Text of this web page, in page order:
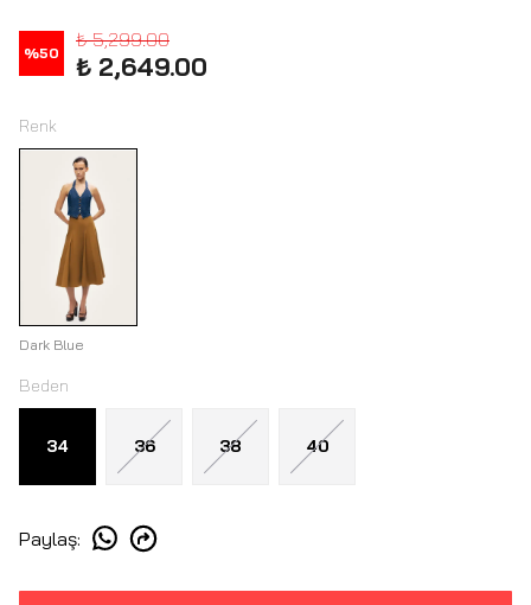
%50
₺ 5,299.00
₺ 2,649.00
Renk
Dark Blue
Beden
34 36 38 40
Paylaş: